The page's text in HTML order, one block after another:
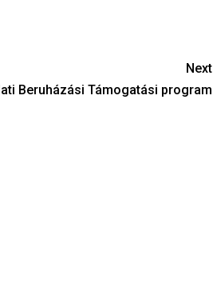
Next
Beruházási Támogatási program